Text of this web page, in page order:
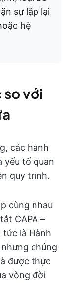
sự lặp lại
hệ
so với
các hành
yếu tố quan
quy trình.
cùng nhau
CAPA –
tức là Hành
chúng
được thực
vòng đời